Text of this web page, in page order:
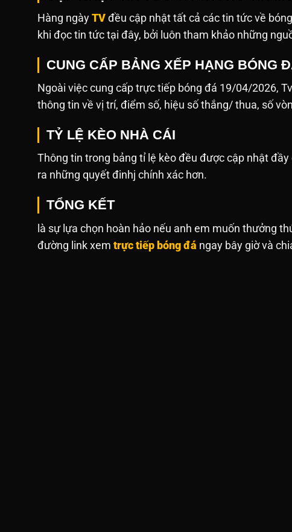
Hàng ngày TV đều cập nhật tất cả các tin tức về
khi đọc tin tức tại đây, bởi luôn tham khảo những
CUNG CẤP BẢNG XẾP HẠNG BÓNG
Ngoài việc cung cấp trực tiếp bóng đá 19/04/2026,
thông tin về vị trí, điểm số, hiệu số thắng/ thua, số
TỶ LỆ KÈO NHÀ CÁI
Thông tin trong bảng tỉ lệ kèo đều được cập nhật
ra những quyết đinhj chính xác hơn.
TỔNG KẾT
là sự lựa chọn hoàn hảo nếu anh em muốn thưởng
đường link xem trực tiếp bóng đá ngay bây giờ và